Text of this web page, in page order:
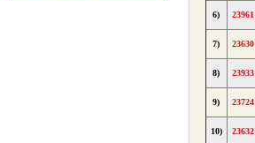
6) 23961
7) 23630
8) 23933
9) 23724
10) 23632